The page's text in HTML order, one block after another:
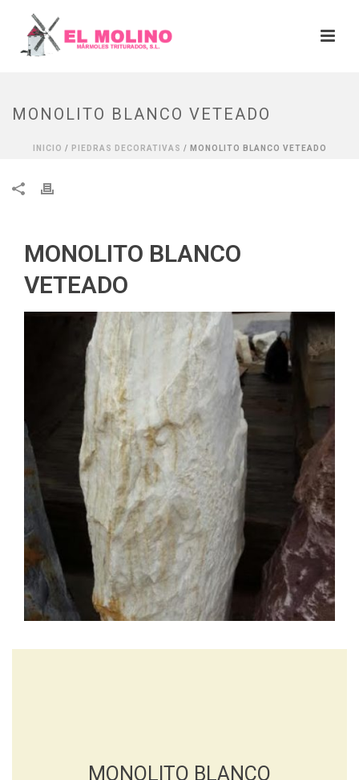
MONOLITO BLANCO VETEADO
INICIO / PIEDRAS DECORATIVAS / MONOLITO BLANCO VETEADO
MONOLITO BLANCO
VETEADO
MONOLITO BLANCO